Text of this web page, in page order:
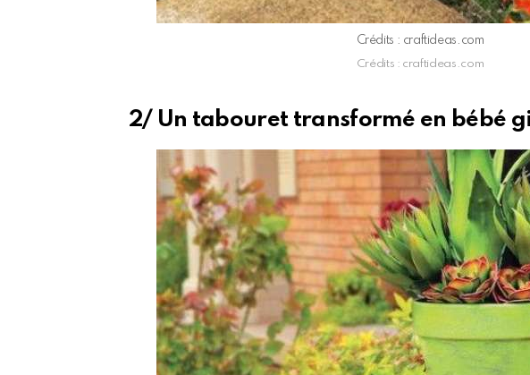
Crédits : craftideas.com
Crédits : craftideas.com
2/ Un tabouret transformé en bébé